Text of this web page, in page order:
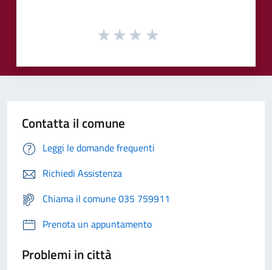
Contatta il comune
Leggi le domande frequenti
Richiedi Assistenza
Chiama il comune 035 759911
Prenota un appuntamento
Problemi in città